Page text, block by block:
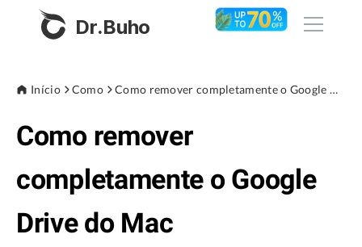
Dr.Buho
Produtos
BuhoCleaner
BuhoUnlocker
BuhoRepair
Loja
Blog
Início Como Como remover completamente o Google Drive do Mac
Como remover
completamente o Google
Drive do Mac